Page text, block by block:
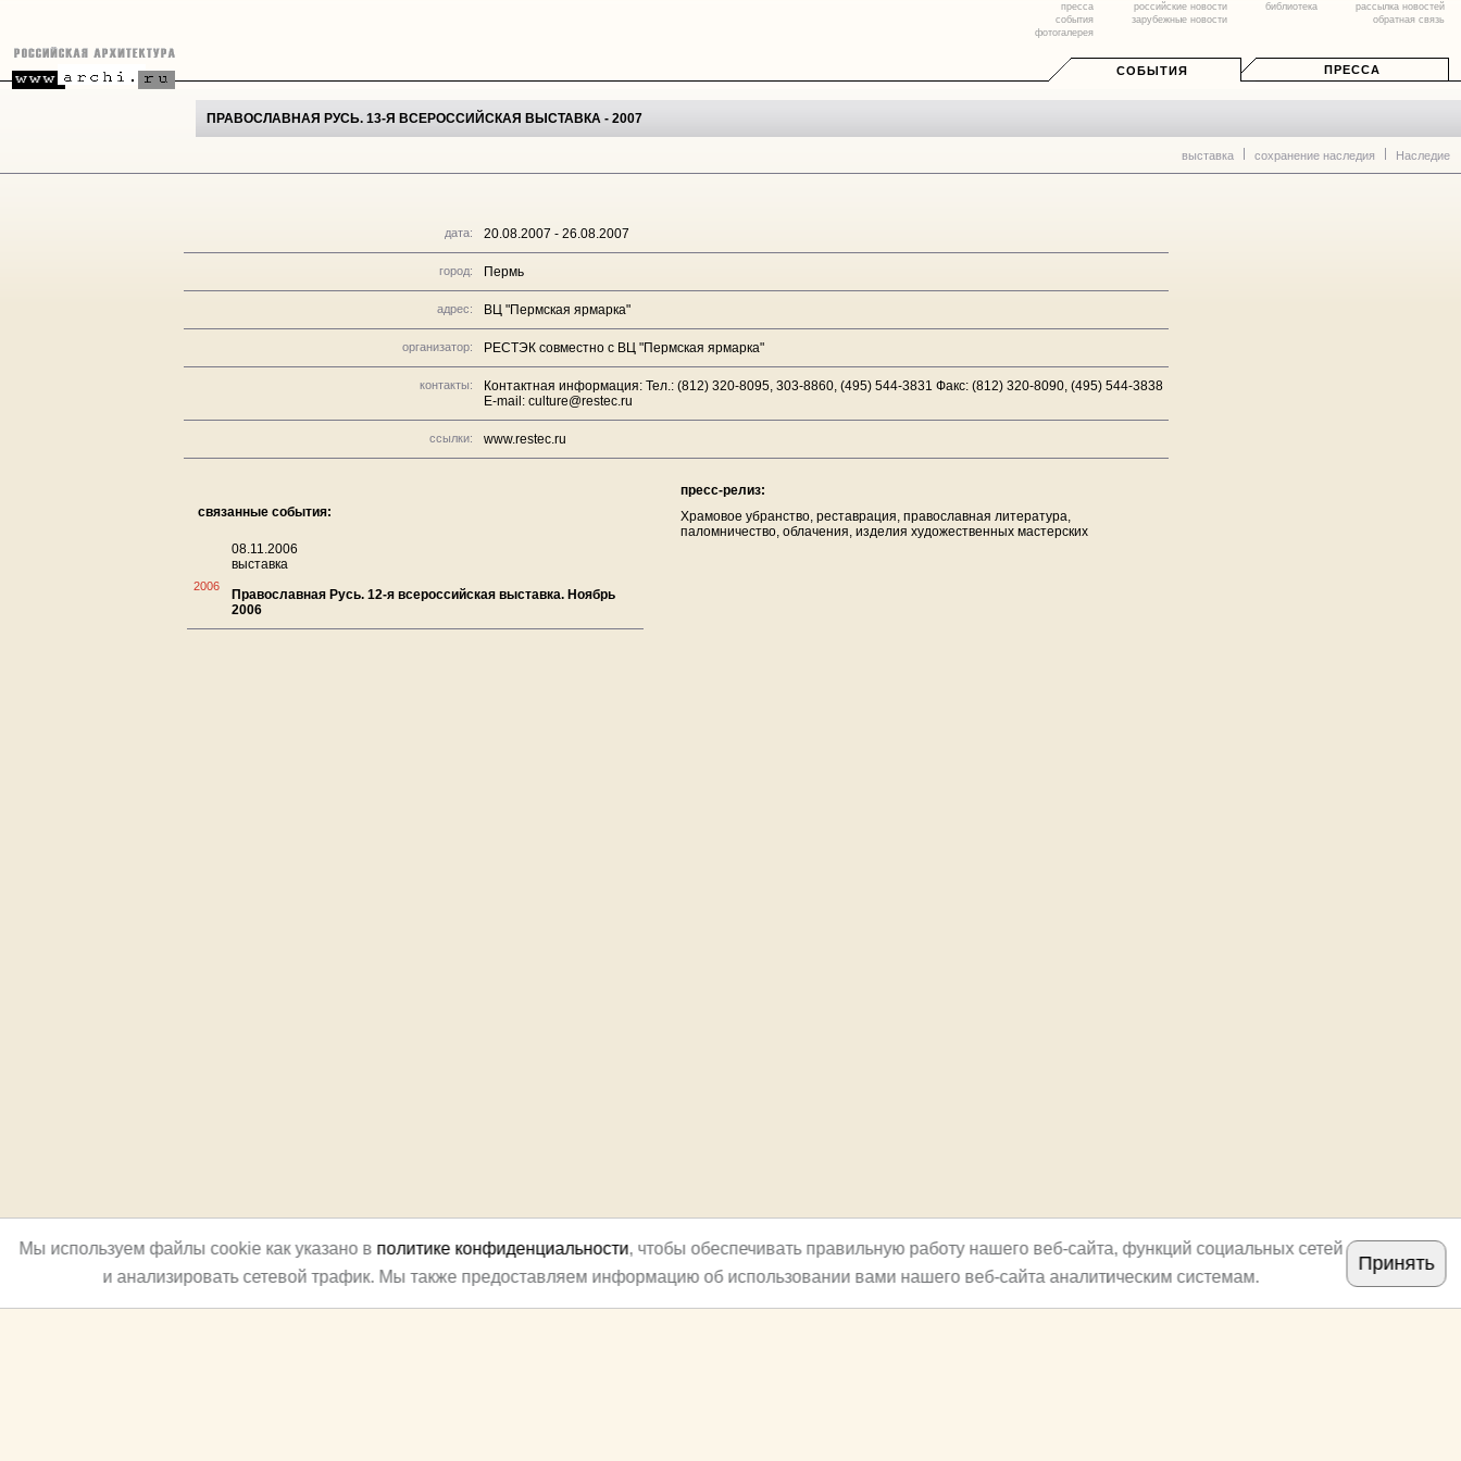
пресса
события
фотогалерея
российские новости
зарубежные новости
библиотека
рассылка новостей
обратная связь
СОБЫТИЯ ПРЕССА
ПРАВОСЛАВНАЯ РУСЬ. 13-Я ВСЕРОССИЙСКАЯ ВЫСТАВКА - 2007
выставка сохранение наследия Наследие
дата: 20.08.2007 - 26.08.2007
город: Пермь
адрес: ВЦ "Пермская ярмарка"
организатор: РЕСТЭК совместно с ВЦ "Пермская ярмарка"
контакты:
Контактная информация: Тел.: (812) 320-8095, 303-8860, (495) 544-3831 Факс: (812) 320-8090, (495) 544-3838
E-mail: culture@restec.ru
ссылки: www.restec.ru
связанные события:
2006
08.11.2006
выставка
Православная Русь. 12-я всероссийская выставка. Ноябрь
2006
пресс-релиз:
Храмовое убранство, реставрация, православная литература,
паломничество, облачения, изделия художественных мастерских
Мы используем файлы cookie как указано в политике конфиденциальности, чтобы обеспечивать правильную работу нашего веб-сайта, функций социальных сетей
и анализировать сетевой трафик. Мы также предоставляем информацию об использовании вами нашего веб-сайта аналитическим системам.
Принять